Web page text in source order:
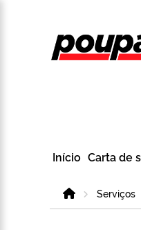
Início Carta de
HomeServiços